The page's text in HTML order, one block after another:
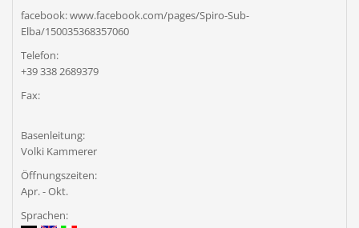
facebook: www.facebook.com/pages/Spiro-Sub-
Elba/150035368357060
Telefon:
+39 338 2689379
Fax:
Basenleitung:
Volki Kammerer
Öffnungszeiten:
Apr. - Okt.
Sprachen: